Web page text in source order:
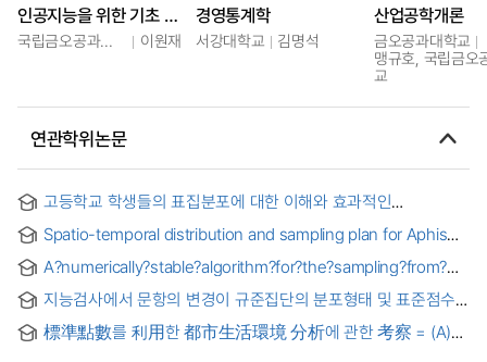
인공지능을 위한 기초 확률 및 통계
국립금오공과대학교 이원재
경영통계학
서강대학교 김명석
산업공학개론
금오공과대학교
맹규호, 국립금오
교
연관학위논문
고등학교 학생들의 표집분포에 대한 이해와 효과적인
methods for the sampling distribution for High School
Students
Spatio-temporal distribution and sampling plan for Aphis
with emphasis on geostatistics = 시설 오이에서
지리통계기법을 이용한 목화진딧물 시공간분포 분석 및
표본조사 계획
A?numerically?stable?algorithm?for?the?sampling?from?
지능검사에서 문항의 변경이 규준집단의 분포형태 및 표준점수
산출에 미치는 영향 : K-WAIS 바꿔쓰기와 K-WAIS-Ⅳ
기호쓰기를 중심으로 = Effects of changing items in
標準點數를 利用한 都市生活環境 分析에 관한 考察 = (A)